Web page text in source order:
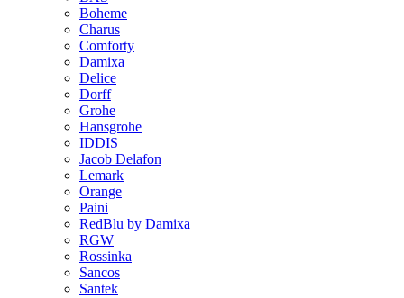
Boheme
Charus
Comforty
Damixa
Delice
Dorff
Grohe
Hansgrohe
IDDIS
Jacob Delafon
Lemark
Orange
Paini
RedBlu by Damixa
RGW
Rossinka
Sancos
Santek